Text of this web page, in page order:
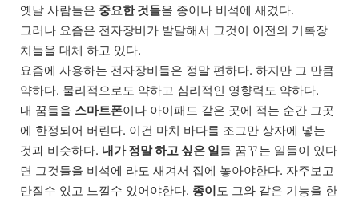
옛날 사람들은 중요한 것들을 종이나 비석에 새겼다.
그러나 요즘은 전자장비가 발달해서 그것이 이전의 기록장
치들을 대체 하고 있다.
요즘에 사용하는 전자장비들은 정말 편하다. 하지만 그 만큼
약하다. 물리적으로도 약하고 심리적인 영향력도 약하다.
내 꿈들을 스마트폰이나 아이패드 같은 곳에 적는 순간 그곳
에 한정되어 버린다. 이건 마치 바다를 조그만 상자에 넣는
것과 비슷하다. 내가 정말 하고 싶은 일들 꿈꾸는 일들이 있다
면 그것들을 비석에 라도 새겨서 집에 놓아야한다. 자주보고
만질수 있고 느낄수 있어야한다. 종이도 그와 같은 기능을 한